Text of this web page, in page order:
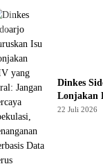
Dinkes
Lonjakan
Percaya
22 Juli 2026